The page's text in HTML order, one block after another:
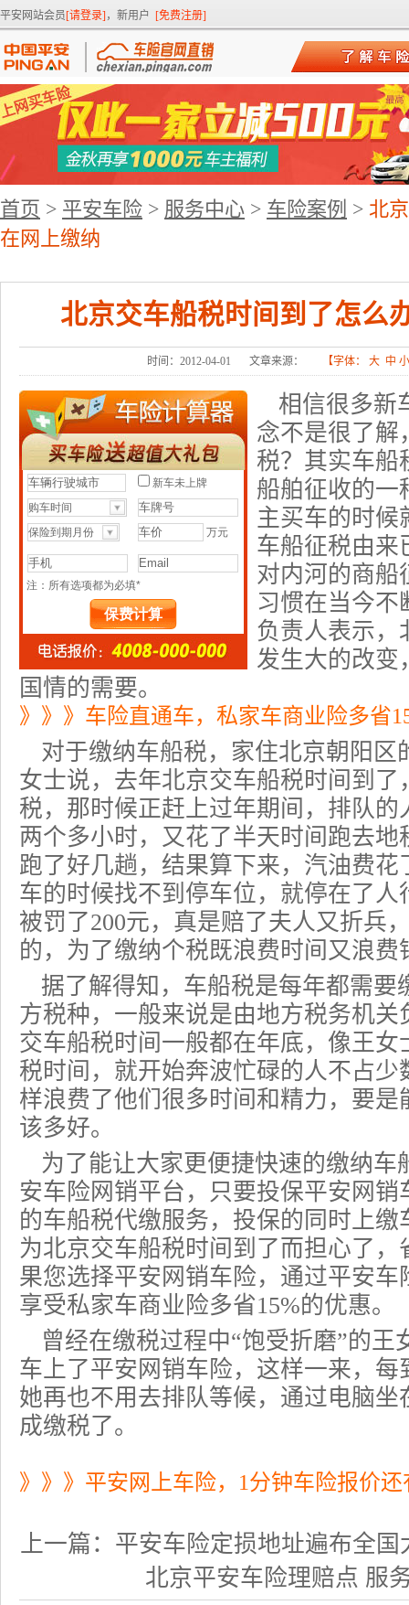
平安网站会员[请登录] ，新用户 [免费注册]
首页 > 平安车险 > 服务中心 > 车险案例 > 北
在网上缴纳
北京交车船税时间到了怎么
时间：2012-04-01 文章来源： 【字体： 大 中 小
相信很多新
念不是很了解
税？其实车船
船舶征收的一
主买车的时候
车船征税由来
对内河的商船
习惯在当今不
负责人表示，
发生大的改变
国情的需要。
》》》车险直通车，私家车商业险多省
对于缴纳车船税，家住北京朝阳区
女士说，去年北京交车船税时间 到了
税，那时候正赶上过年期间，排队
两个多小时，又花了半天时间跑去
跑了好几趟，结果算下来，汽油费
车的时候找不到停车位，就停在了
被罚了200元，真是赔了夫人又折兵
的，为了缴纳个税既浪费时间又浪费
据了解得知，车船税是每年都需要
方税种，一般来说是由地方税务机
交车船税时间一般都在年底，像王女
税时间 ，就开始奔波忙碌的人不占
样浪费了他们很多时间和精力，要
该多好。
为了能让大家更便捷快速的缴纳车
安车险网销平台，只要投保平安网
的车船税代缴服务，投保的同时上
为北京交车船税时间到了而担心了
果您选择平安网销车险，通过平安
享受私家车商业险多省15%的优惠。
曾经在缴税过程中“饱受折磨”的
车上了平安网销车险，这样一来，每
她再也不用去排队等候，通过电脑
成缴税了。
》》》平安网上车险，1分钟车险报价
上一篇： 平安车险定损地址遍布全国
北京平安车险理赔点 服